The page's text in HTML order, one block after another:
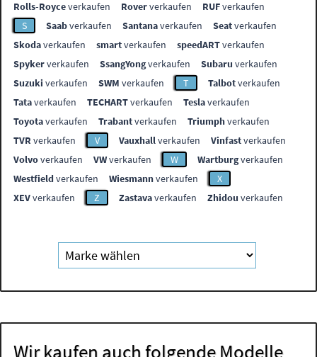
Rolls-Royceverkaufen Roververkaufen RUFverkaufen
S
Saabverkaufen Santanaverkaufen Seatverkaufen
Skodaverkaufen smartverkaufen speedARTverkaufen
Spykerverkaufen SsangYongverkaufen Subaru verkaufen
Suzuki verkaufen SWM verkaufen T Talbotverkaufen
Tataverkaufen TECHARTverkaufen Teslaverkaufen
Toyotaverkaufen Trabantverkaufen Triumphverkaufen
TVR verkaufen V Vauxhallverkaufen Vinfastverkaufen
Volvoverkaufen VWverkaufen W Wartburgverkaufen
Westfieldverkaufen Wiesmannverkaufen
X
XEVverkaufen Z Zastavaverkaufen Zhidou verkaufen
Wir kaufen auch folgende Modelle